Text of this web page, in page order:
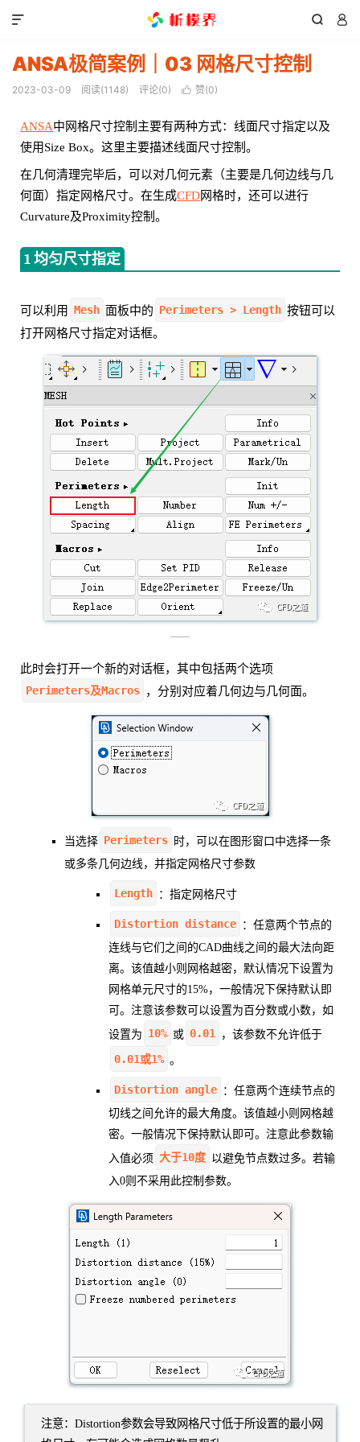
 

ANSA极简案例｜03 网格尺寸控制
2023-03-09 阅读(1148) 评论(0)  赞(0)
ANSA中网格尺寸控制主要有两种方式：线面尺寸指定以及
使用Size Box。这里主要描述线面尺寸控制。
在几何清理完毕后，可以对几何元素（主要是几何边线与几
何面）指定网格尺寸。在生成CFD网格时，还可以进行
Curvature及Proximity控制。
1 均匀尺寸指定
可以利用 Mesh 面板中的 Perimeters > Length 按钮可以
打开网格尺寸指定对话框。
——
此时会打开一个新的对话框，其中包括两个选项
Perimeters及Macros ，分别对应着几何边与几何面。
当选择 Perimeters 时，可以在图形窗口中选择一条
或多条几何边线，并指定网格尺寸参数
Length ：指定网格尺寸
Distortion distance ：任意两个节点的
连线与它们之间的CAD曲线之间的最大法向距
离。该值越小则网格越密，默认情况下设置为
网格单元尺寸的15%，一般情况下保持默认即
可。注意该参数可以设置为百分数或小数，如
设置为 10% 或 0.01 ，该参数不允许低于
0.01或1% 。
Distortion angle ：任意两个连续节点的
切线之间允许的最大角度。该值越小则网格越
密。一般情况下保持默认即可。注意此参数输
入值必须 大于10度 以避免节点数过多。若输
入0则不采用此控制参数。
注意：Distortion参数会导致网格尺寸低于所设置的最小网